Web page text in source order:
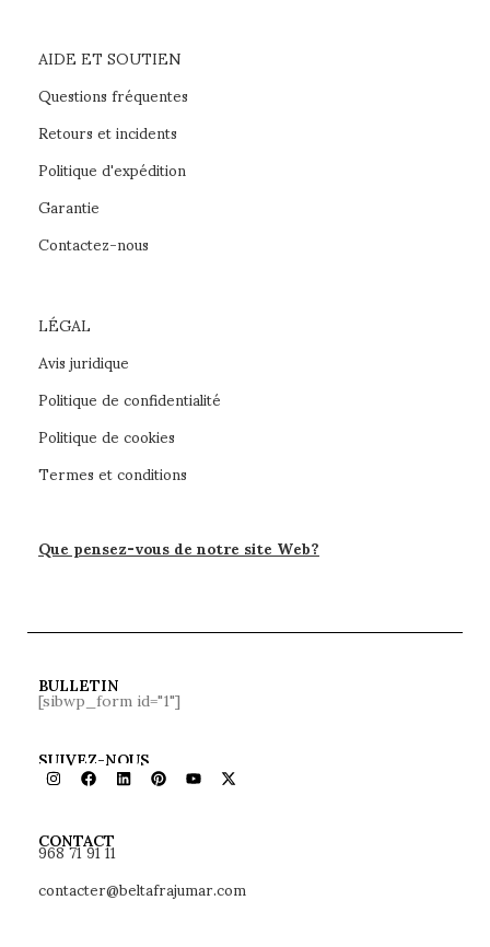
AIDE ET SOUTIEN
Questions fréquentes
Retours et incidents
Politique d'expédition
Garantie
Contactez-nous
LÉGAL
Avis juridique
Politique de confidentialité
Politique de cookies
Termes et conditions
Que pensez-vous de notre site Web?
BULLETIN
[sibwp_form id="1"]
SUIVEZ-NOUS
CONTACT
968 71 91 11
contacter@beltafrajumar.com